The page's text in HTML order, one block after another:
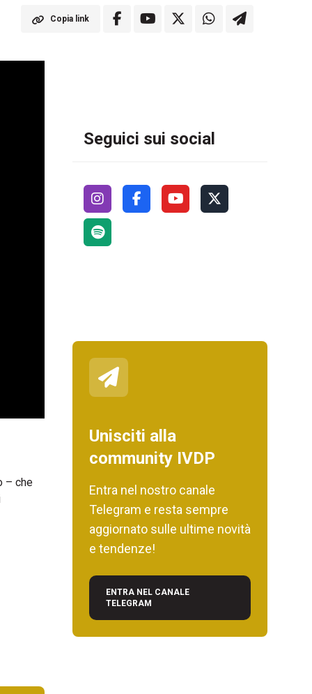
Copia link
– che
Seguici sui social
Unisciti alla
community IVDP
Entra nel nostro canale
Telegram e resta sempre
aggiornato sulle ultime novità
e tendenze!
ENTRA NEL CANALE
TELEGRAM